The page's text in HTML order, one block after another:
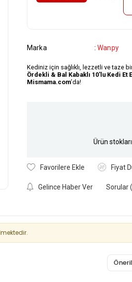
Marka : Wanpy
Kediniz için sağlıklı, lezzetli ve taze
Ördekli & Bal Kabaklı 10'lu Kedi Et
Mismama.com’da!
Ürün
Favorilere Ekle Fiyat
Gelince Haber Ver Sorular